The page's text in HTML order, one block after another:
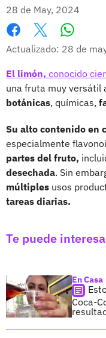
28 de May, 2024
Facebook
X
Actualizado: 28 de
El limón, conocido
una fruta muy versátil
botánicas, químicas,
Su alto contenido en
especialmente
partes del fruto,
desechada. Sin
múltiples usos
tareas diarias.
Te puede
En Casa
Coca-